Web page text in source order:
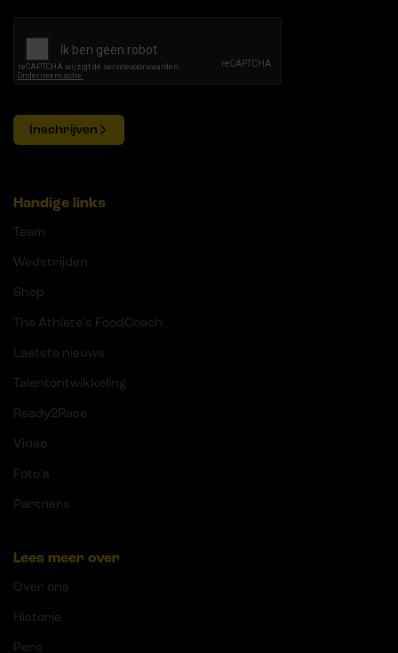
Inschrijven
Handige links
Team
Wedstrijden
Shop
The Athlete's FoodCoach
Laatste nieuws
Talentontwikkeling
Ready2Race
Video
Foto's
Partners
Lees meer over
Over ons
Historie
Pers